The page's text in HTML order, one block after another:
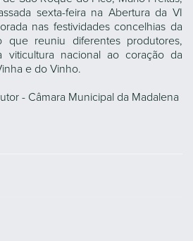
sexta-feira na Abertura da VI
nas festividades concelhias da
que reuniu diferentes produtores,
nacional ao coração da
e do Vinho.
- Câmara Municipal da Madalena